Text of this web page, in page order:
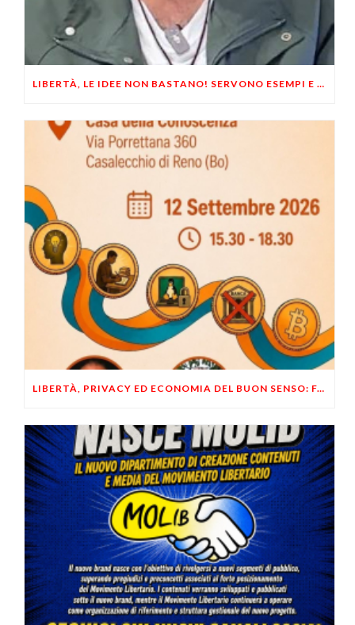
LIBERTÀ, LE IDEE NON BASTANO! SERVONO ESEMPI E UN PO’ DI COERENZA
LIBERTÀ, PRIVACY ED ECONOMIA DEL BUON SENSO: FACCO E MUSUMECI A CASALECCHIO DI RENO (BO)